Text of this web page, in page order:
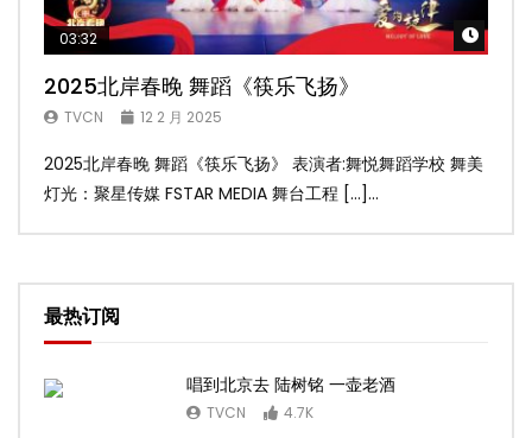
03:32
2025北岸春晚 舞蹈《筷乐飞扬》
TVCN 12 2 月 2025
2025北岸春晚 舞蹈《筷乐飞扬》 表演者:舞悦舞蹈学校 舞美
灯光：聚星传媒 FSTAR MEDIA 舞台工程 […]...
最热订阅
唱到北京去 陆树铭 一壶老酒
TVCN 4.7K